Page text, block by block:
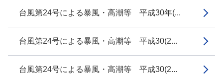
台風第24号による暴風・高潮等 平成30年(...
台風第24号による暴風・高潮等 平成30(2...
台風第24号による暴風・高潮等 平成30(2...